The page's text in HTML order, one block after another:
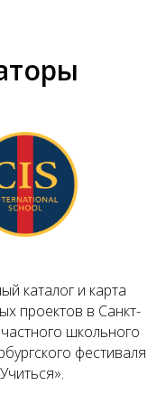
каталог и карта
проектов в Санкт-
школьного
фестиваля